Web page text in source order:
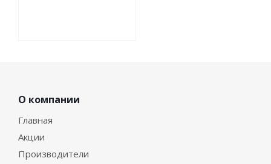
О компании
Главная
Акции
Производители